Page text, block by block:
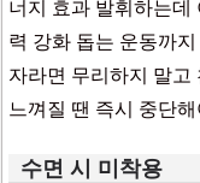
너지 효과 발휘하는데
력 강화 돕는 운동까
자라면 무리하지 말
느껴질 땐 즉시 중단
수면 시 미착용